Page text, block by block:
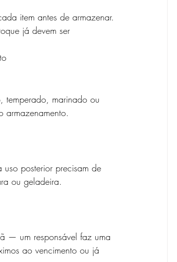
item antes de armazenar.
já devem ser
temperado, marinado ou
uso posterior precisam de
ou geladeira.
— um responsável faz uma
ao vencimento ou já